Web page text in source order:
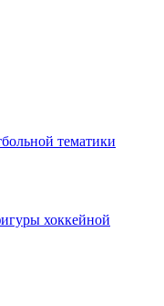
тематики
хоккейной